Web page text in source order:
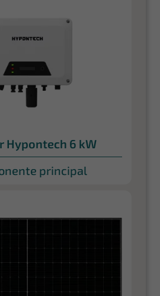
Hypontech 6 kW
principal